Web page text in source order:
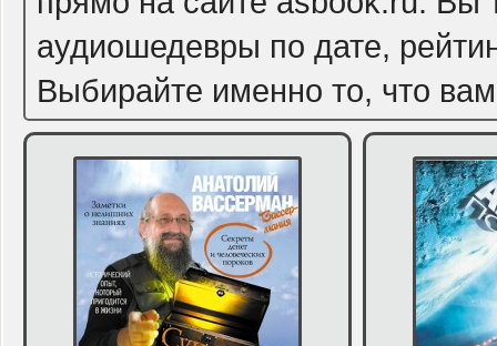
аудиошедевры по дате,
Выбирайте именно то, что